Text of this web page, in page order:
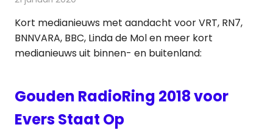
Kort medianieuws met aandacht voor VRT, RN7,
BNNVARA, BBC, Linda de Mol en meer kort
medianieuws uit binnen- en buitenland:
Gouden RadioRing 2018 voor
Evers Staat Op